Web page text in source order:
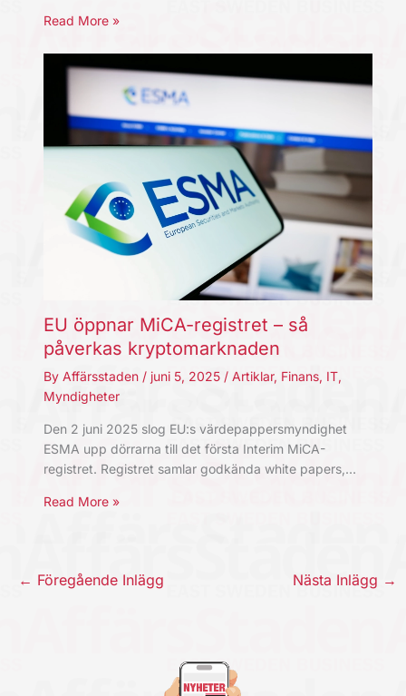
Read More »
EU öppnar MiCA-registret – så
påverkas kryptomarknaden
By Affärsstaden / juni 5, 2025 / Artiklar, Finans, IT,
Myndigheter
Den 2 juni 2025 slog EU:s värdepappersmyndighet
ESMA upp dörrarna till det första Interim MiCA-
registret. Registret samlar godkända white papers,…
Read More »
← Föregående Inlägg Nästa Inlägg →